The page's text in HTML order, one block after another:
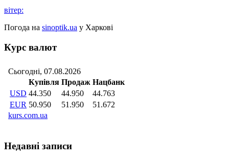
вітер:
Погода на sinoptik.ua у Харкові
Курс валют
Недавні записи